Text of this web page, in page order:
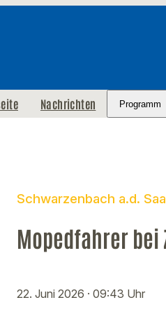
Nachrichten Programm
Schwarzenbach a.d.
Mopedfahrer
22. Juni 2026 · 09:43 Uhr